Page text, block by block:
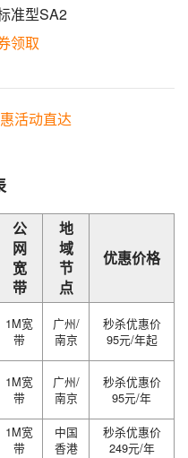
准型SA2
领取
活动直达
公
网
宽
带
地
域
节
点
优惠价格
1M宽
带
广州/
南京
秒杀优惠价
95元/年起
1M宽
带
广州/
南京
秒杀优惠价
95元/年
1M宽
带
中国
香港
秒杀优惠价
249元/年